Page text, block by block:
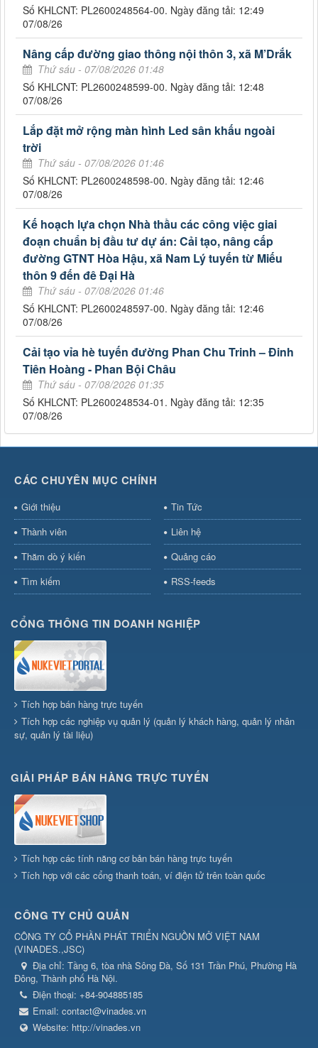
Số KHLCNT: PL2600248564-00. Ngày đăng tải: 12:49
07/08/26
Nâng cấp đường giao thông nội thôn 3, xã M’Drắk
Thứ sáu - 07/08/2026 01:48
Số KHLCNT: PL2600248599-00. Ngày đăng tải: 12:48
07/08/26
Lắp đặt mở rộng màn hình Led sân khấu ngoài
trời
Thứ sáu - 07/08/2026 01:46
Số KHLCNT: PL2600248598-00. Ngày đăng tải: 12:46
07/08/26
Kế hoạch lựa chọn Nhà thầu các công việc giai
đoạn chuẩn bị đầu tư dự án: Cải tạo, nâng cấp
đường GTNT Hòa Hậu, xã Nam Lý tuyến từ Miếu
thôn 9 đến đê Đại Hà
Thứ sáu - 07/08/2026 01:46
Số KHLCNT: PL2600248597-00. Ngày đăng tải: 12:46
07/08/26
Cải tạo vỉa hè tuyến đường Phan Chu Trinh – Đinh
Tiên Hoàng - Phan Bội Châu
Thứ sáu - 07/08/2026 01:35
Số KHLCNT: PL2600248534-01. Ngày đăng tải: 12:35
07/08/26
CÁC CHUYÊN MỤC CHÍNH
Giới thiệu
Tin Tức
Thành viên
Liên hệ
Thăm dò ý kiến
Quảng cáo
Tìm kiếm
RSS-feeds
CỔNG THÔNG TIN DOANH NGHIỆP
Tích hợp bán hàng trực tuyến
Tích hợp các nghiệp vụ quản lý (quản lý khách hàng, quản lý nhân
sự, quản lý tài liệu)
GIẢI PHÁP BÁN HÀNG TRỰC TUYẾN
Tích hợp các tính năng cơ bản bán hàng trực tuyến
Tích hợp với các cổng thanh toán, ví điện tử trên toàn quốc
CÔNG TY CHỦ QUẢN
CÔNG TY CỔ PHẦN PHÁT TRIỂN NGUỒN MỞ VIỆT NAM
(VINADES.,JSC)
Địa chỉ: Tầng 6, tòa nhà Sông Đà, Số 131 Trần Phú, Phường Hà
Đông, Thành phố Hà Nội.
Điện thoại: +84-904885185
Email: contact@vinades.vn
Website: http://vinades.vn